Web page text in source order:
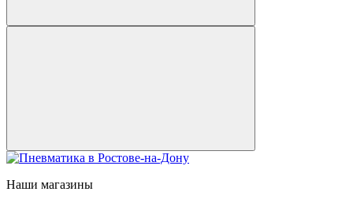
Наши магазины